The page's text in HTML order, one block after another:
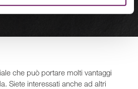
che può portare molti vantaggi
Siete interessati anche ad altri